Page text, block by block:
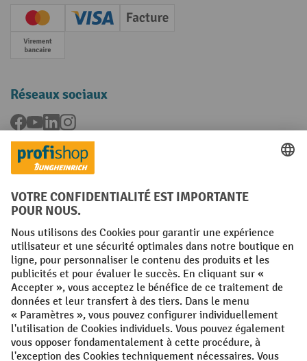
Creditcard (Master)Creditcard (Visa)
Facture
Paiement anticipé
Réseaux sociaux
Facebook
YouTubeLinkedInInstagram
Langues
FR NL
Conditions générales Mentions légales
Protection des Données Politique de cookies
All prices excl. VAT plusshipping costsand possible delivery charges,
if not stated otherwise.